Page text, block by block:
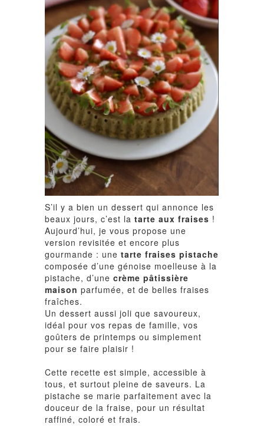
S’il y a bien un dessert qui annonce les
beaux jours, c’est la tarte aux fraises !
Aujourd’hui, je vous propose une
version revisitée et encore plus
gourmande : unetarte fraises pistache
composée d’une génoise moelleuse à la
pistache, d’unecrème pâtissière
maison parfumée, et de belles fraises
fraîches.
Un dessert aussi joli que savoureux,
idéal pour vos repas de famille, vos
goûters de printemps ou simplement
pour se faire plaisir !
Cette recette est simple, accessible à
tous, et surtout pleine de saveurs. La
pistache se marie parfaitement avec la
douceur de la fraise, pour un résultat
raffiné, coloré et frais.